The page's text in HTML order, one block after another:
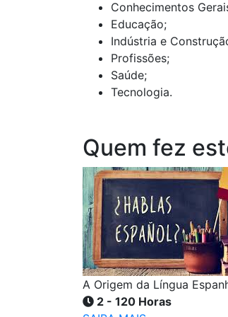
Conhecimentos
Educação;
Indústria e
Profissões;
Saúde;
Tecnologia.
Quem fez
A Origem da Língua
2 - 120 Horas